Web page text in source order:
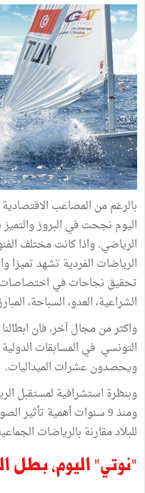
بالرغم من المصاعب
اليوم نجحت في البروز
الرياضي. واذا كانت مختلف
الرياضات الفردية تشهد تميزا
تحقيق نجاحات في اختصاصات
الشراعية، العدو، السباحة،
واكثر من مجال آخر، فان
التونسي في المسابقات
ويحصدون عشرات الميداليات.
وبنظرة استشرافية لمستقبل
ومنذ 9 سنوات أهمية تأثير
للبلاد مقارنة بالرياضات
"نوتي" اليوم، بطل